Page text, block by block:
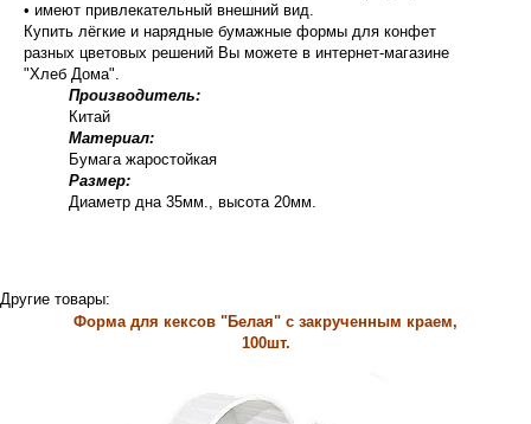
• имеют привлекательный внешний вид.
Купить лёгкие и нарядные бумажные формы для конфет
разных цветовых решений Вы можете в интернет-магазине
"Хлеб Дома".
Производитель:
Китай
Материал:
Бумага жаростойкая
Размер:
Диаметр дна 35мм., высота 20мм.
Другие товары:
Форма для кексов "Белая" с закрученным краем,
100шт.